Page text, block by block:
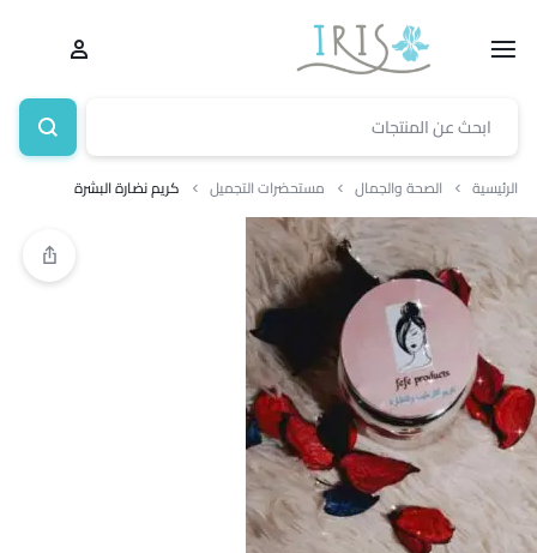
الرئيسية الصحة والجمال مستحضرات التجميل كريم نضارة البشرة